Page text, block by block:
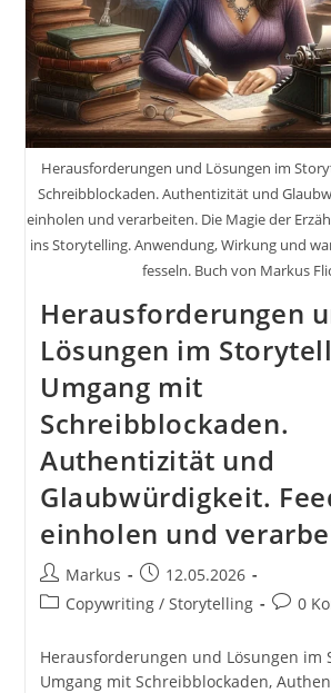
Herausforderungen und Lösungen im
Schreibblockaden. Authentizität und
einholen und verarbeiten. Die Magie der
ins Storytelling. Anwendung, Wirkung und
fesseln. Buch von Markus
Herausforderungen
Lösungen im
Umgang mit
Schreibblockaden.
Authentizität und
Glaubwürdigkeit.
einholen und
Beitrags-
Autor:
Markus
Beitrag
veröffentlicht:
12.05.2026
Beitrags-
Copywriting / Storytelling 0
Herausforderungen und Lösungen im
Umgang mit Schreibblockaden,